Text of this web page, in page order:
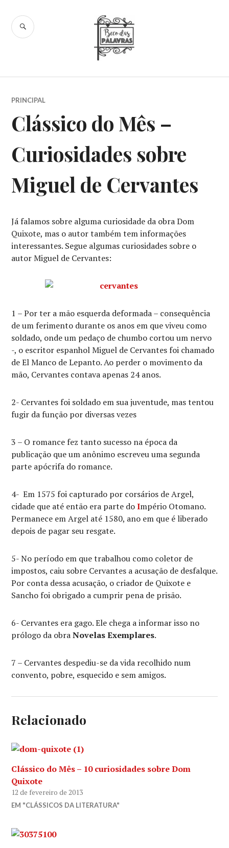
content
Beco das
Palavras
SEARCH
PRINCIPAL
Clássico do Mês –
Curiosidades sobre
Miguel de Cervantes
Já falamos sobre alguma curiosidade da obra Dom
Quixote, mas o autor também tem informações
interessantes. Segue algumas curiosidades sobre o
autor Miguel de Cervantes:
1 – Por ter a mão esquerda deformada – consequência
de um ferimento durante os anos em que viveu como
soldado, onde um pedaço de chumbo cortou um nervo
-, o escritor espanhol Miguel de Cervantes foi chamado
de El Manco de Lepanto. Ao perder o movimento da
mão, Cervantes contava apenas 24 anos.
2- Cervantes foi soldado em sua juventude, mas tentou
fugir da função por diversas vezes
3 – O romance fez tanto sucesso na época da
publicação que um anônimo escreveu uma segunda
parte apócrifa do romance.
4- Em 1575 foi capturado por corsários de Argel,
cidade que até então era parte doImpério Otomano.
Permanece em Argel até 1580, ano em que é liberado
depois de pagar seu resgate.
5- No período em que trabalhou como coletor de
impostos, caiu sobre Cervantes a acusação de desfalque.
Por conta dessa acusação, o criador de Quixote e
Sancho foi obrigado a cumprir pena de prisão.
6- Cervantes era gago. Ele chega a informar isso no
prólogo da obraNovelas Exemplares.
7 – Cervantes despediu-se da vida recolhido num
convento, pobre, esquecido e sem amigos.
Relacionado
Clássico do Mês – 10 curiosidades sobre Dom
Quixote
12 de fevereiro de 2013
EM "CLÁSSICOS DA LITERATURA"